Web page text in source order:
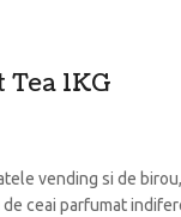
1KG
vending si de
ceai parfumat